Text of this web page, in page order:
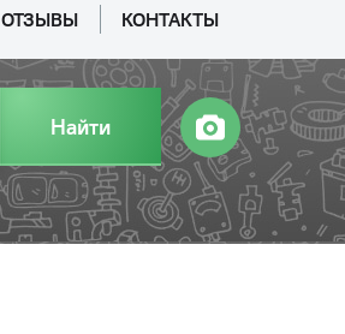
ОТЗЫВЫ КОНТАКТЫ
Найти